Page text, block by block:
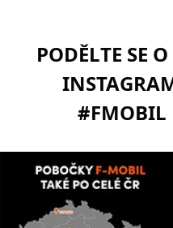
PODĚLTE SE
#FMOBIL